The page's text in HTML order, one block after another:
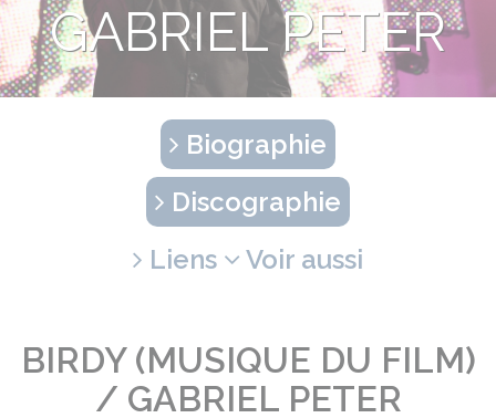
GABRIEL PETER
Biographie
Discographie
Liens
Voir aussi
BIRDY (MUSIQUE DU FILM)
/ GABRIEL PETER